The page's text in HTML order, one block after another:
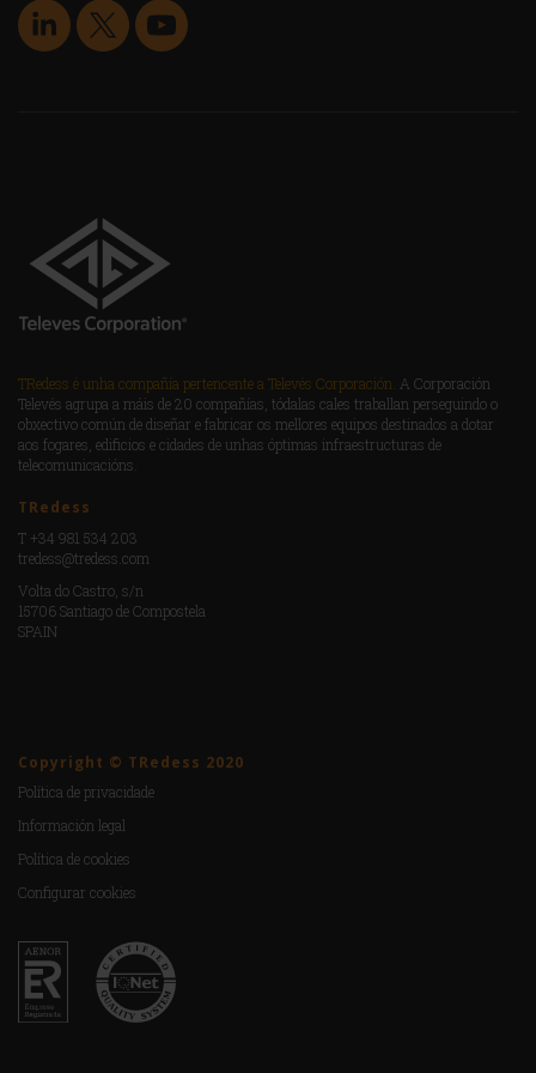
TRedess é unha compañía pertencente a Televés Corporación. A Corporación
Televés agrupa a máis de 20 compañías, tódalas cales traballan perseguindo o
obxectivo común de diseñar e fabricar os mellores equipos destinados a dotar
aos fogares, edificios e cidades de unhas óptimas infraestructuras de
telecomunicacións.
TRedess
T +34 981 534 203
tredess@tredess.com
Volta do Castro, s/n
15706 Santiago de Compostela
SPAIN
Copyright © TRedess 2020
Política de privacidade
Información legal
Política de cookies
Configurar cookies